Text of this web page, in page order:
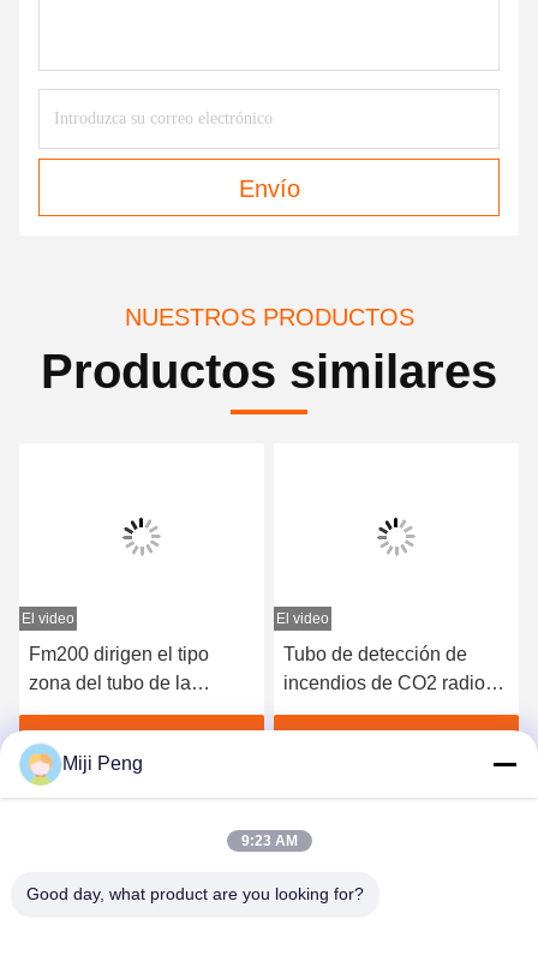
Envío
NUESTROS PRODUCTOS
Productos similares
El video
Fm200 dirigen el tipo
zona del tubo de la
detección de fuego sola
para el sitio/Data Center
del servidor
Obtenga el mejor precio
El video
Tubo de detección de
incendios de CO2 radio
indirecto Presión de
Miji Peng
9:23 AM
Good day, what product are you looking for?